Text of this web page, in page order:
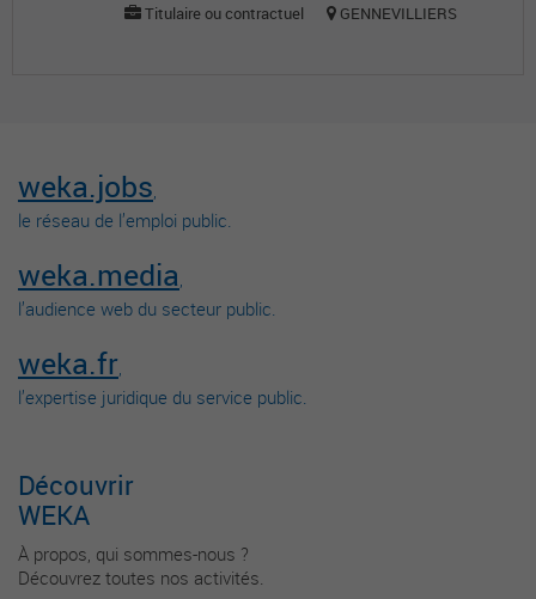
Titulaire ou contractuel
GENNEVILLIERS
weka.jobs,
le réseau de l’emploi public.
weka.media,
l’audience web du secteur public.
weka.fr,
l’expertise juridique du service public.
Découvrir
WEKA
À propos, qui sommes-nous ?
Découvrez toutes nos activités.